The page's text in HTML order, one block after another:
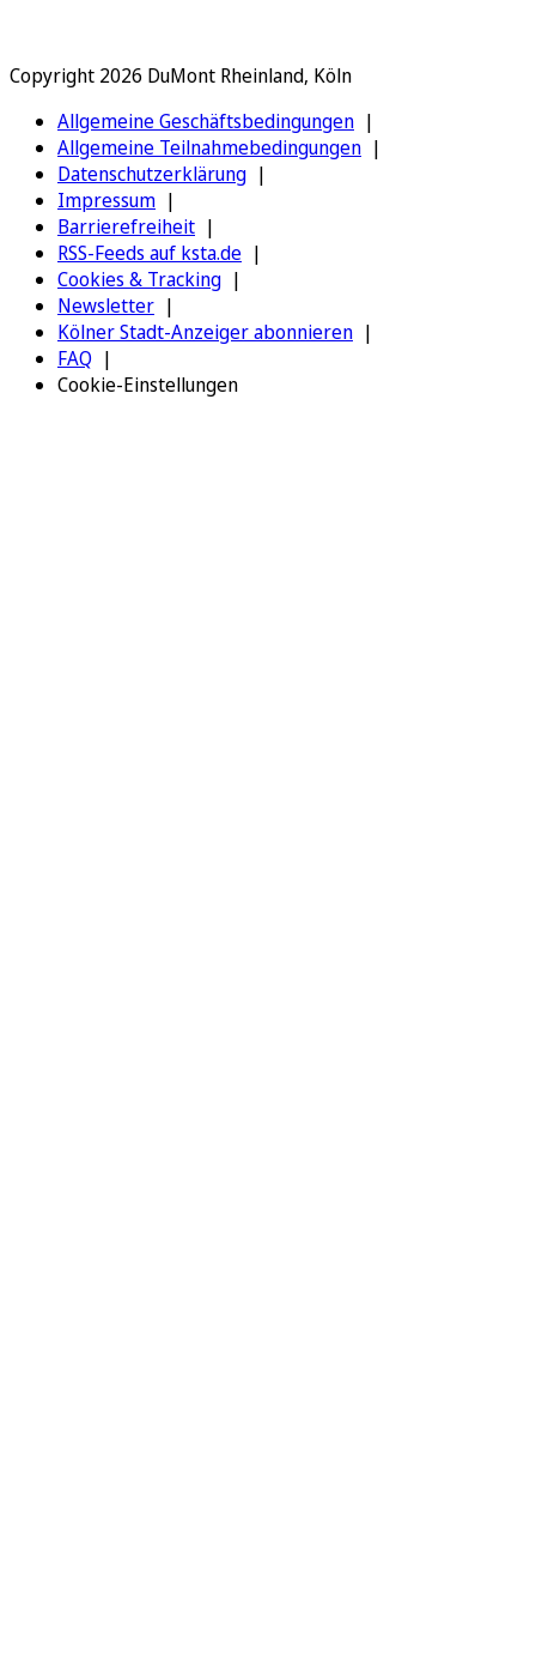
Copyright 2026 DuMont Rheinland, Köln
Allgemeine Geschäftsbedingungen
Allgemeine Teilnahmebedingungen
Datenschutzerklärung
Impressum
Barrierefreiheit
RSS-Feeds auf ksta.de
Cookies & Tracking
Newsletter
Kölner Stadt-Anzeiger abonnieren
FAQ
Cookie-Einstellungen